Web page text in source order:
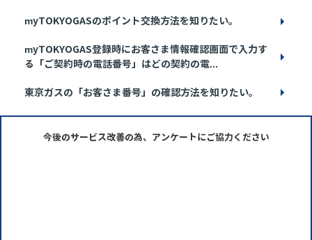
myTOKYOGASのポイント交換方法を知りたい。
myTOKYOGAS登録時にお客さま情報確認画面で入力す
る「ご契約時の電話番号」はどの契約の電...
東京ガスの「お客さま番号」の確認方法を知りたい。
今後のサービス改善の為、アンケートにご協力ください